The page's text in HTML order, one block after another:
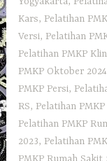
Kars, Pelatihan
Versi, Pelatihan
Pelatihan PMKP
PMKP Oktober 2024
PMKP Persi,
RS, Pelatihan
Pelatihan PMKP
2023, Pelatihan